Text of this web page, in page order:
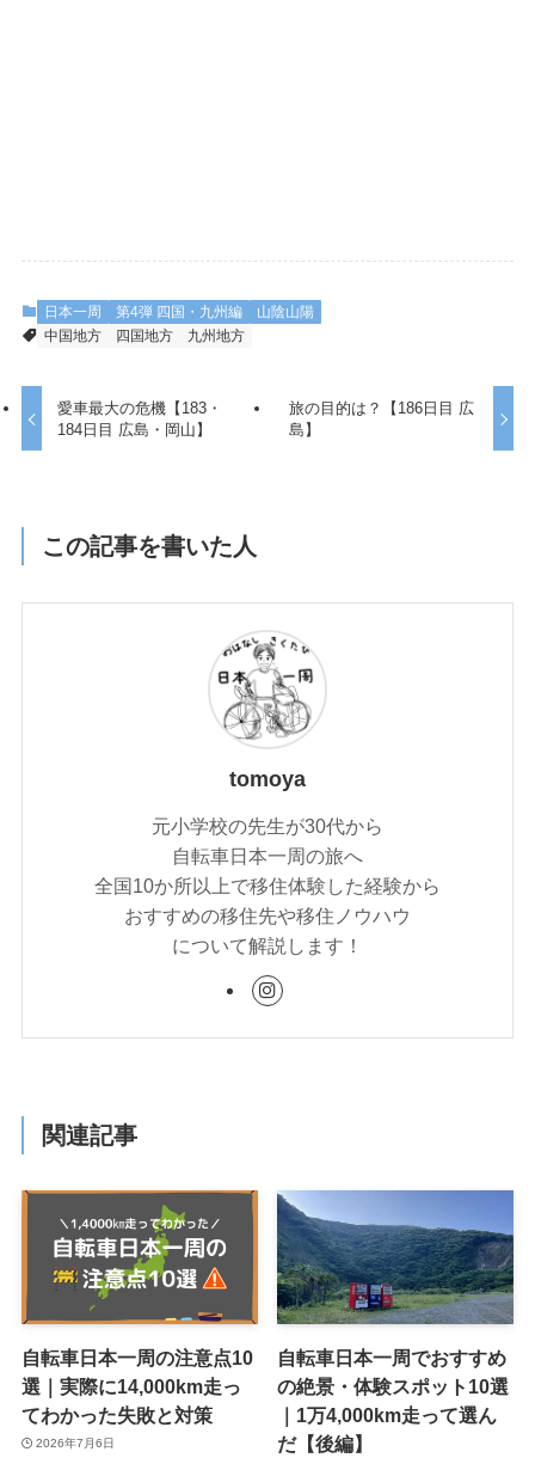
日本一周 第4弾 四国・九州編
山陰山陽
中国地方
四国地方 九州地方
愛車最大の危機【183・
184日目 広島・岡山】
旅の目的は？【186日目 広
島】
この記事を書いた人
tomoya
元小学校の先生が30代から
自転車日本一周の旅へ
全国10か所以上で移住体験した経験から
おすすめの移住先や移住ノウハウ
について解説します！
関連記事
自転車日本一周の注意点10
選｜実際に14,000km走っ
てわかった失敗と対策
2026年7月6日
自転車日本一周でおすすめ
の絶景・体験スポット10選
｜1万4,000km走って選ん
だ【後編】